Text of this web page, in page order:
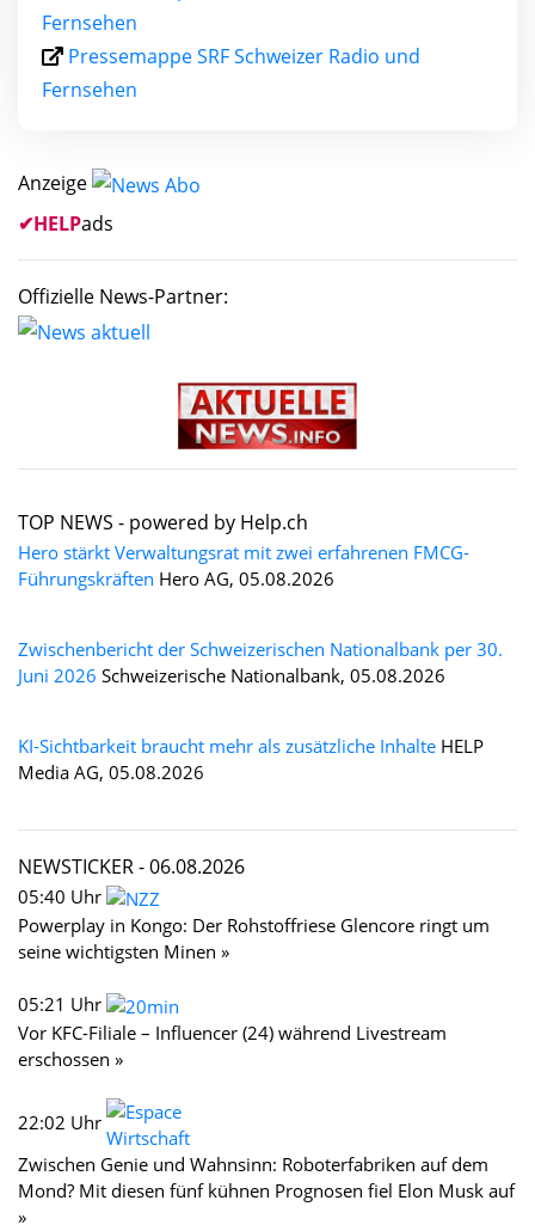
Fernsehen
Pressemappe SRF Schweizer Radio und
Fernsehen
Anzeige
✔HELPads
Offizielle News-Partner:
TOP NEWS - powered by Help.ch
Hero stärkt Verwaltungsrat mit zwei erfahrenen FMCG-
Führungskräften Hero AG, 05.08.2026
Zwischenbericht der Schweizerischen Nationalbank per 30.
Juni 2026 Schweizerische Nationalbank, 05.08.2026
KI-Sichtbarkeit braucht mehr als zusätzliche Inhalte HELP
Media AG, 05.08.2026
NEWSTICKER -06.08.2026
05:40 Uhr
Powerplay in Kongo: Der Rohstoffriese Glencore ringt um
seine wichtigsten Minen »
05:21 Uhr
Vor KFC-Filiale – Influencer (24) während Livestream
erschossen »
22:02 Uhr
Zwischen Genie und Wahnsinn: Roboterfabriken auf dem
Mond? Mit diesen fünf kühnen Prognosen fiel Elon Musk auf
»